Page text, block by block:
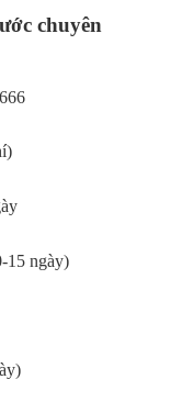
chuyên
15 ngày)